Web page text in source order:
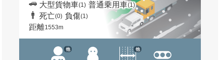
大型貨物車(1) 普通乗用車(1)
死亡(0) 負傷(1)
距離1553m
他 他